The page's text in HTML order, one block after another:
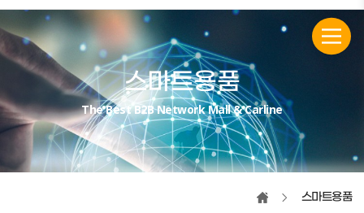
10. 더쎈 5세대 브러쉬매트
1. 버킷돌리+고급형바퀴세트
스마트용품
The Best B2B Network Mall & Carline
스마트용품